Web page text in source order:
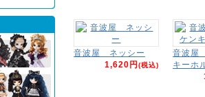
音波屋 ネッシー
1,620円(税込)
音波
キーホ